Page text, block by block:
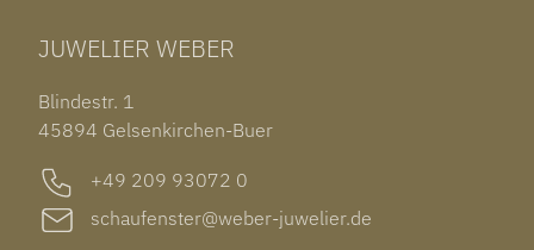
OHRSCHMUCK
OUT OF COLLECTION
ROLEX SUBMARINER DATE
GARMIN VENU 3S
JUWELIER WEBER
Blindestr. 1
45894 Gelsenkirchen-Buer
+49 209 93072 0
schaufenster@weber-juwelier.de